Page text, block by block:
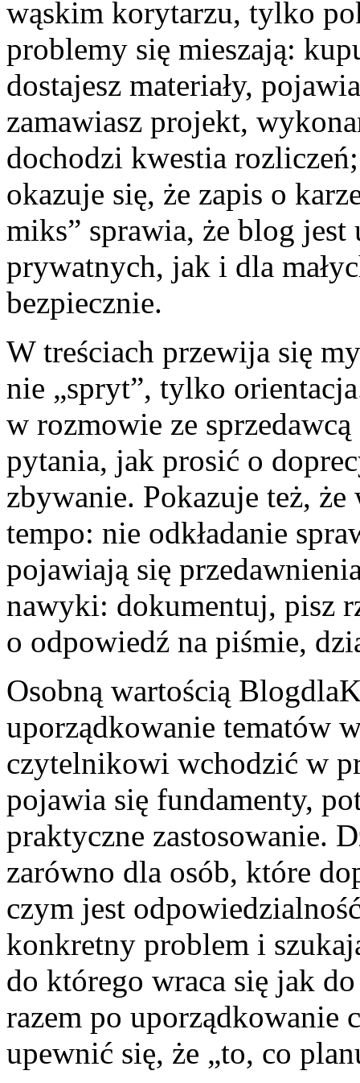
wąskim korytarzu, tylko
problemy się mieszają:
dostajesz materiały,
zamawiasz projekt,
dochodzi kwestia
okazuje się, że zapis o
miks” sprawia, że blog
prywatnych, jak i dla
bezpiecznie.
W treściach przewija się
nie „spryt”, tylko
w rozmowie ze
pytania, jak prosić o
zbywanie. Pokazuje też,
tempo: nie odkładanie
pojawiają się
nawyki: dokumentuj, pisz
o odpowiedź na piśmie,
Osobną wartością
uporządkowanie tematów
czytelnikowi wchodzić w
pojawia się fundamenty,
praktyczne zastosowanie.
zarówno dla osób, które
czym jest
konkretny problem i
do którego wraca się jak
razem po uporządkowanie
upewnić się, że „to, co